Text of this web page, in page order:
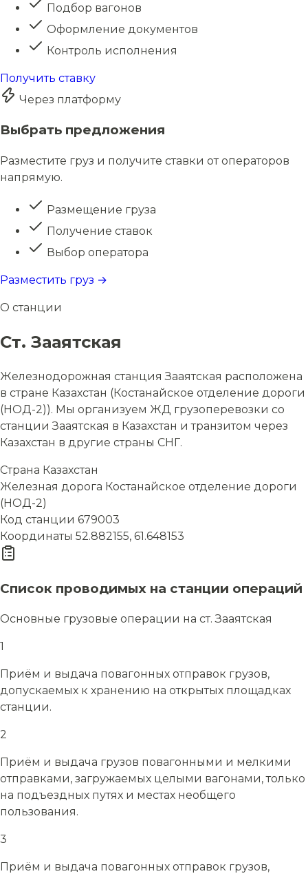
Подбор вагонов
Оформление документов
Контроль исполнения
Получить ставку
Через платформу
Выбрать предложения
Разместите груз и получите ставки от операторов
напрямую.
Размещение груза
Получение ставок
Выбор оператора
Разместить груз →
О станции
Ст. Зааятская
Железнодорожная станция Зааятская расположена
в стране Казахстан (Костанайское отделение дороги
(НОД-2)). Мы организуем ЖД грузоперевозки со
станции Зааятская в Казахстан и транзитом через
Казахстан в другие страны СНГ.
Страна Казахстан
Железная дорога Костанайское отделение дороги
(НОД-2)
Код станции 679003
Координаты 52.882155, 61.648153
Список проводимых на станции операций
Основные грузовые операции на ст. Зааятская
1
Приём и выдача повагонных отправок грузов,
допускаемых к хранению на открытых площадках
станции.
2
Приём и выдача грузов повагонными и мелкими
отправками, загружаемых целыми вагонами, только
на подъездных путях и местах необщего
пользования.
3
Приём и выдача повагонных отправок грузов,